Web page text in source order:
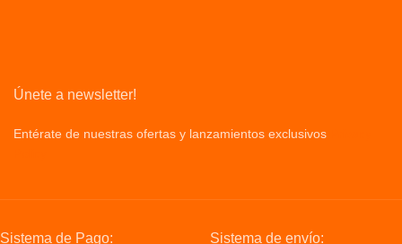
Únete a newsletter!
Entérate de nuestras ofertas y lanzamientos exclusivos
Sistema de Pago: Sistema de envío: